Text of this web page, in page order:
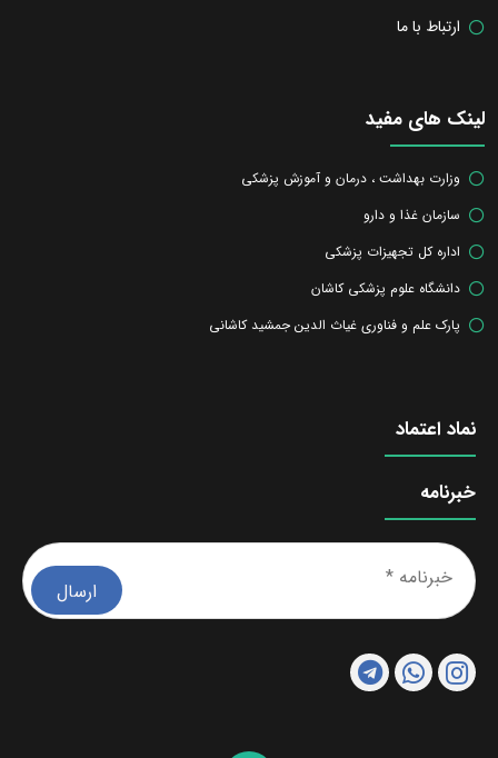
ارتباط با ما
لینک های مفید
وزارت بهداشت ، درمان و آموزش پزشکی
سازمان غذا و دارو
اداره کل تجهیزات پزشکی
دانشگاه علوم پزشکی کاشان
پارک علم و فناوری غیاث الدین جمشید کاشانی
نماد اعتماد
خبرنامه
*